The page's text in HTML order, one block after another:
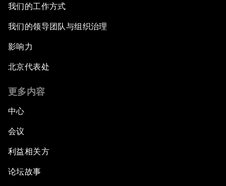
我们的工作方式
我们的领导团队与组织治理
影响力
北京代表处
更多内容
中心
会议
利益相关方
论坛故事